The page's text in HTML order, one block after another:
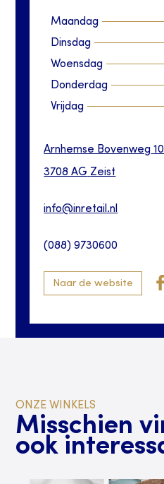
Maandag
Dinsdag
Woensdag
Donderdag
Vrijdag
Arnhemse Bovenweg
3708 AG Zeist
info@inretail.nl
(088) 9730600
Naar de website
ONZE WINKELS
Misschien
ook